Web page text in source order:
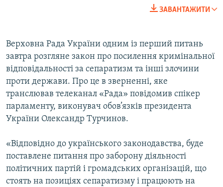
ДОЛУЧАЙСЯ!
Усі сайти RFE/RL
ЗАВАНТАЖИТИ
Верховна Рада України одним із перший питань
завтра розгляне закон про посилення кримінальної
відповідальності за сепаратизм та інші злочини
проти держави. Про це в зверненні, яке
транслював телеканал «Рада» повідомив спікер
парламенту, виконувач обов’язків президента
України Олександр Турчинов.
«Відповідно до українського законодавства, буде
поставлене питання про заборону діяльності
політичних партій і громадських організацій, що
стоять на позиціях сепаратизму і працюють на